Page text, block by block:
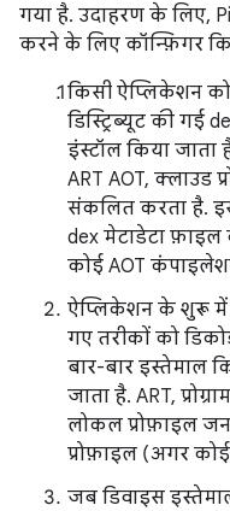
गया है. उदाहरण के लिए,
करने के लिए कॉन्फ़िगर
किसी ऐप्लिकेशन
डिस्ट्रिब्यूट की गई
इंस्टॉल किया जाता
ART AOT, क्लाउड
संकलित करता है.
dex मेटाडेटा फ़ाइल
कोई AOT
ऐप्लिकेशन के शुरू में
गए तरीकों को
बार-बार इस्तेमाल
जाता है. ART,
लोकल प्रोफ़ाइल
प्रोफ़ाइल (अगर
जब डिवाइस